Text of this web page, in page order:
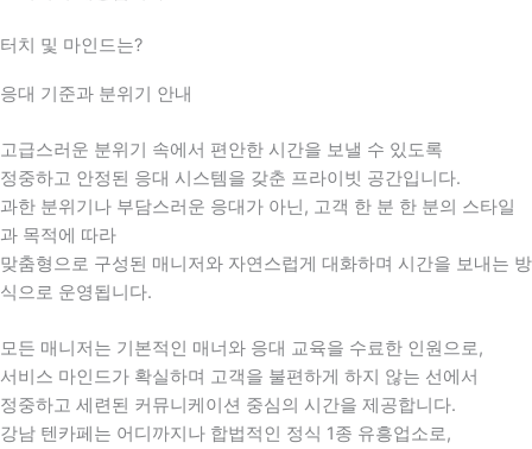
터치 및 마인드는?
응대 기준과 분위기 안내
고급스러운 분위기 속에서 편안한 시간을 보낼 수 있도록
정중하고 안정된 응대 시스템을 갖춘 프라이빗 공간입니다.
과한 분위기나 부담스러운 응대가 아닌, 고객 한 분 한 분의 스타일
과 목적에 따라
맞춤형으로 구성된 매니저와 자연스럽게 대화하며 시간을 보내는 방
식으로 운영됩니다.
모든 매니저는 기본적인 매너와 응대 교육을 수료한 인원으로,
서비스 마인드가 확실하며 고객을 불편하게 하지 않는 선에서
정중하고 세련된 커뮤니케이션 중심의 시간을 제공합니다.
강남 텐카페는 어디까지나 합법적인 정식 1종 유흥업소로,